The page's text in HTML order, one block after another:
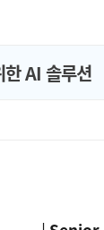
AI 솔루션